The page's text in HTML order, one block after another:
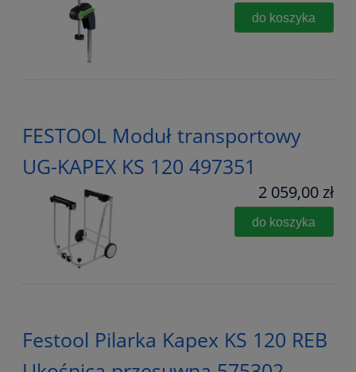
do koszyka
FESTOOL Moduł transportowy
UG-KAPEX KS 120 497351
2 059,00 zł
do koszyka
Festool Pilarka Kapex KS 120 REB